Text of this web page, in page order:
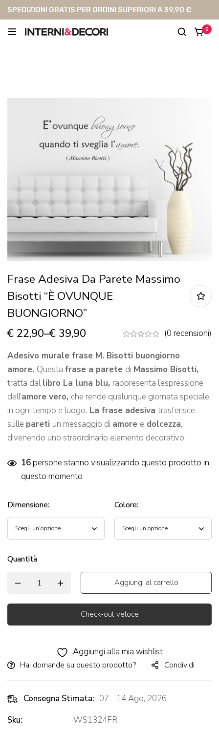
SPEDIZIONI GRATIS PER ORDINI SUPERIORI A 39,90 €
0
Frase Adesiva Da Parete Massimo
Bisotti “È OVUNQUE
BUONGIORNO”
€ 22,90–€ 39,90
(0 recensioni)
Adesivo murale frase M. Bisotti buongiorno
amore. Questa frase a parete di Massimo Bisotti,
tratta dallibro La luna blu, rappresenta l’espressione
dell’amore vero, che rende qualunque giornata speciale,
in ogni tempo e luogo. La frase adesiva trasferisce
sulle pareti un messaggio di amore e dolcezza,
divenendo uno straordinario elemento decorativo.
16persone stanno visualizzando questo prodotto in
questo momento
Dimensione: Colore:
Quantità
Aggiungi al carrello
Check-out veloce
Aggiungi alla mia wishlist
Hai domande su questo prodotto? Condividi
Consegna Stimata: 07 - 14 Ago, 2026
Sku:
WS1324FR